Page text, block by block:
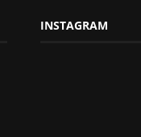
INSTAGRAM